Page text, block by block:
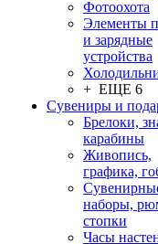
Фотоохота
Элементы
и зарядные
устройства
+ ЕЩЕ 6
Сувениры и
Брелоки,
карабины
Живопись,
графика,
наборы,
стопки
Часы